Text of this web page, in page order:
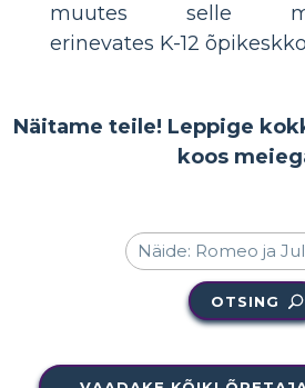
muutes selle
erinevates K-12
Näitame teile! Leppige
koos
OTSING